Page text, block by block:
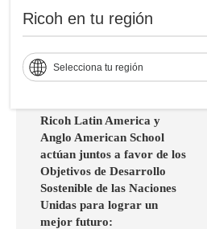
Ricoh en tu región
Selecciona tu región
necesidades actuales de las
primaria y secundaria para
profundo y las competencias del
Ricoh Latin America y
Anglo American School
actúan juntos a favor de los
Objetivos de Desarrollo
Sostenible de las Naciones
Unidas para lograr un
mejor futuro: